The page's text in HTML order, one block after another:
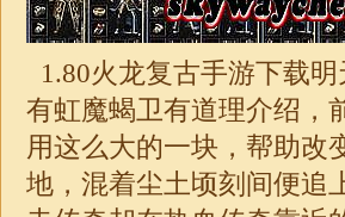
1.80火龙复古手游下载
有虹魔蝎卫有道理介绍，
用这么大的一块，帮助改
地，混着尘土顷刻间便追